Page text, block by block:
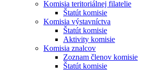
Komisia teritoriálnej filatelie
Štatút komisie
Komisia výstavníctva
Štatút komisie
Aktivity komisie
Komisia znalcov
Zoznam členov komisie
Štatút komisie